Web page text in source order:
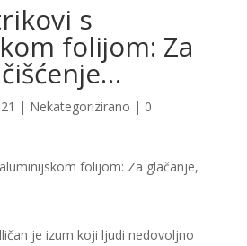
s
folijom: Za
| Nekategorizirano | 0
je izum koji ljudi nedovoljno